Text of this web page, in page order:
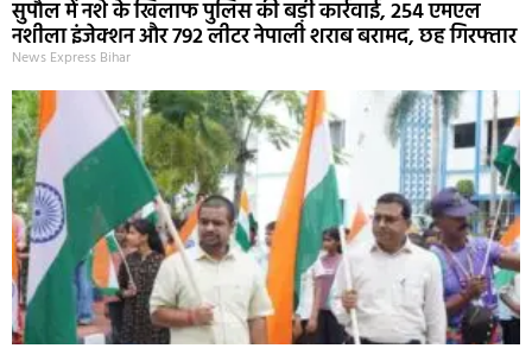
सुपौल में नशे के खिलाफ पुलिस की बड़ी कार्रवाई, 254 एमएल
नशीला इंजेक्शन और 792 लीटर नेपाली शराब बरामद, छह गिरफ्तार
News Express Bihar